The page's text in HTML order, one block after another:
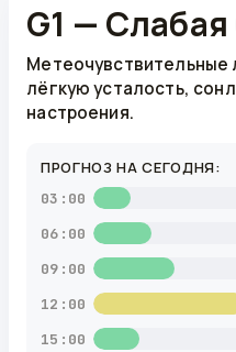
G1 — Слабая
Метеочувствительные
лёгкую усталость,
настроения.
ПРОГНОЗ НА СЕГОДНЯ:
03:00
06:00
09:00
12:00
15:00